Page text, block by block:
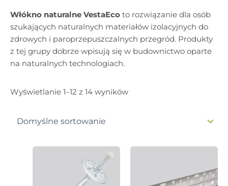
Włókno naturalne VestaEco to rozwiązanie dla osób
szukających naturalnych materiałów izolacyjnych do
zdrowych i paroprzepuszczalnych przegród. Produkty
z tej grupy dobrze wpisują się w budownictwo oparte
na naturalnych technologiach.
Wyświetlanie 1–12 z 14 wyników
cen:
od
0,00zł
produkt
11,81zł
ma